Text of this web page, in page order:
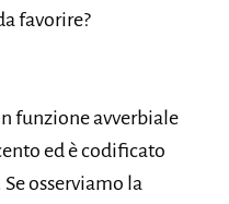
favorire?
funzione avverbiale
ed è codificato
osserviamo la